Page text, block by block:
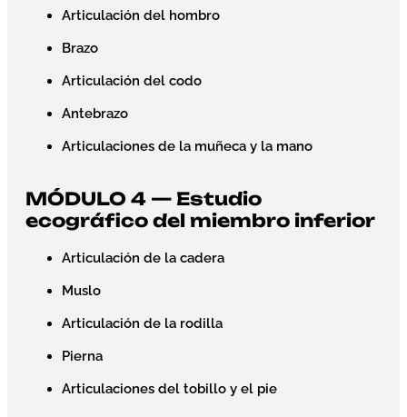
Articulación del hombro
Brazo
Articulación del codo
Antebrazo
Articulaciones de la muñeca y la mano
MÓDULO 4 — Estudio
ecográfico del miembro inferior
Articulación de la cadera
Muslo
Articulación de la rodilla
Pierna
Articulaciones del tobillo y el pie